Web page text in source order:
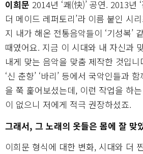
이희문 2014년 ‘쾌(快)’ 공연. 2013년
더 메이드 레퍼토리’라 이름 붙인 시
지 내가 해온 전통음악들이 ‘기성복’
때였어요. 지금 이 시대와 내 자신과
내게 맞는 음악을 맞춤 제작한 것입
‘신 춘향’ ‘바리’ 등에서 국악인들과
을 쭉 훑어보셨는데, 이런 작업을 하
이 없으니 저에게 적극 권장하셨죠.
그래서, 그 노래의 옷들은 몸에 잘 맞
이희문 형식에 대한 변화, 시대와 더